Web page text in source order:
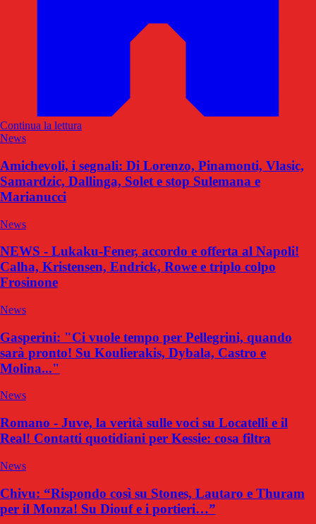
Continua la lettura
News
Amichevoli, i segnali: Di Lorenzo, Pinamonti, Vlasic,
Samardzic, Dallinga, Solet e stop Sulemana e
Marianucci
News
NEWS - Lukaku-Fener, accordo e offerta al Napoli!
Calha, Kristensen, Endrick, Rowe e triplo colpo
Frosinone
News
Gasperini: "Ci vuole tempo per Pellegrini, quando
sarà pronto! Su Koulierakis, Dybala, Castro e
Molina..."
News
Romano - Juve, la verità sulle voci su Locatelli e il
Real! Contatti quotidiani per Kessie: cosa filtra
News
Chivu: “Rispondo così su Stones, Lautaro e Thuram
per il Monza! Su Diouf e i portieri…”